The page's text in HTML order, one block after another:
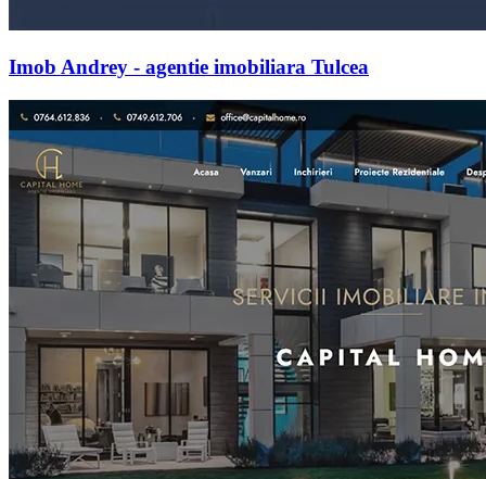
Imob Andrey - agentie imobiliara Tulcea